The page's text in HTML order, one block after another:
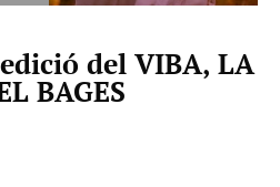
del VIBA, LA
BAGES